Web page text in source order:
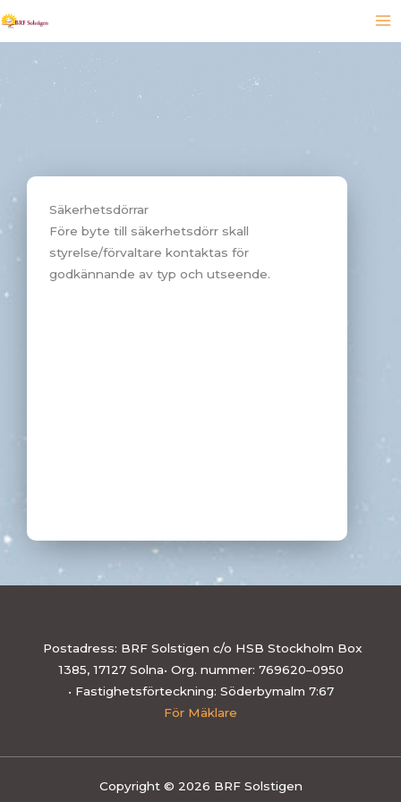
till
Säkerhetsdörrar
Före byte till säkerhetsdörr skall
styrelse/förvaltare kontaktas för
godkännande av typ och utseende.
Postadress: BRF Solstigen c/o HSB Stockholm Box
1385, 17127 Solna• Org. nummer: 769620–0950
• Fastighetsförteckning: Söderbymalm 7:67
För Mäklare
Copyright © 2026 BRF Solstigen